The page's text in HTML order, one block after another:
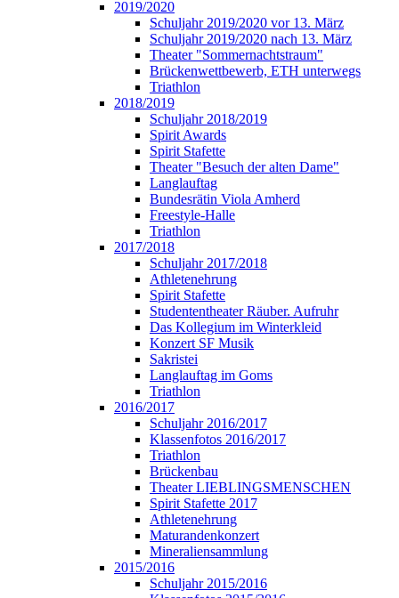
2019/2020
Schuljahr 2019/2020 vor 13. März
Schuljahr 2019/2020 nach 13. März
Theater "Sommernachtstraum"
Brückenwettbewerb, ETH unterwegs
Triathlon
2018/2019
Schuljahr 2018/2019
Spirit Awards
Spirit Stafette
Theater "Besuch der alten Dame"
Langlauftag
Bundesrätin Viola Amherd
Freestyle-Halle
Triathlon
2017/2018
Schuljahr 2017/2018
Athletenehrung
Spirit Stafette
Studententheater Räuber. Aufruhr
Das Kollegium im Winterkleid
Konzert SF Musik
Sakristei
Langlauftag im Goms
Triathlon
2016/2017
Schuljahr 2016/2017
Klassenfotos 2016/2017
Triathlon
Brückenbau
Theater LIEBLINGSMENSCHEN
Spirit Stafette 2017
Athletenehrung
Maturandenkonzert
Mineraliensammlung
2015/2016
Schuljahr 2015/2016